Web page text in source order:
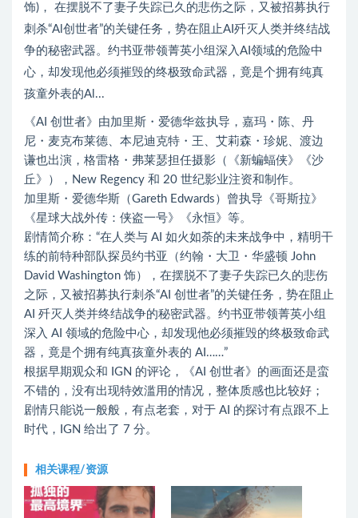
饰)， 在摆脱不了妻子失踪已久的悲伤之际，又被招募执行
刺杀“Al创世者”的关键任务，势在阻止AI歼灭人类并终结战
争的秘密武器。约书亚带领菁英小组深入AI领域的危险中
心，却发现他必须摧毁的终极致命武器，竟是个拥有纯真
孩童外表的Al...
《AI 创世者》由加里斯・爱德华兹执导，嘉玛・陈、丹
尼・麦克布莱德、本尼迪克特・王、艾莉森・珍妮、渡边
谦也出演，格雷格・弗莱瑟担任摄影（《新蝙蝠侠》《沙
丘》），New Regency 和 20 世纪影业注资和制作。
加里斯・爱德华斯（Gareth Edwards）曾执导《哥斯拉》
《星球大战外传：侠盗一号》《永恒》等。
剧情简介称：“在人类与 AI 如火如荼的未来战争中，精明干
练的前特种部队探员约书亚（约翰・大卫・华盛顿 John
David Washington 饰），在摆脱不了妻子失踪已久的悲伤
之际，又被招募执行刺杀“AI 创世者”的关键任务，势在阻止
AI 歼灭人类并终结战争的秘密武器。约书亚带领菁英小组
深入 AI 领域的危险中心，却发现他必须摧毁的终极致命武
器，竟是个拥有纯真孩童外表的 AI……”
根据早期观众和 IGN 的评论，《AI 创世者》的画面还是蛮
不错的，没有出现特效滥用的情况，整体质感也比较好；
剧情只能说一般般，有点老套，对于 AI 的探讨有点跟不上
时代，IGN 给出了 7 分。
相关课程/资源